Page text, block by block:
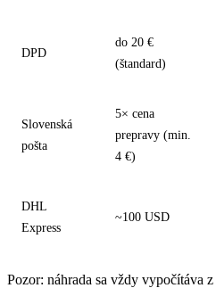
DPD
do 20 €
(štandard)
Slovenská
pošta
5× cena
prepravy (min.
4 €)
DHL
Express
~100 USD
Pozor: náhrada sa vždy vypočítáva z